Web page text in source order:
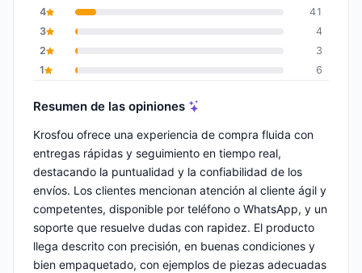
4
41
3
4
2
3
1
6
Resumen de las opiniones
Krosfou ofrece una experiencia de compra fluida con
entregas rápidas y seguimiento en tiempo real,
destacando la puntualidad y la confiabilidad de los
envíos. Los clientes mencionan atención al cliente ágil y
competentes, disponible por teléfono o WhatsApp, y un
soporte que resuelve dudas con rapidez. El producto
llega descrito con precisión, en buenas condiciones y
bien empaquetado, con ejemplos de piezas adecuadas